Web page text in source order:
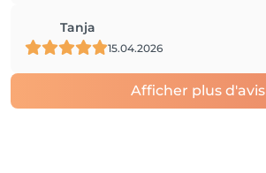
Tanja
15.04.2026
Afficher plus d'avis